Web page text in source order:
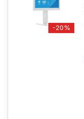
-20%